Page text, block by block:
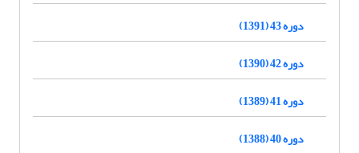
دوره 43 (1391)
دوره 42 (1390)
دوره 41 (1389)
دوره 40 (1388)